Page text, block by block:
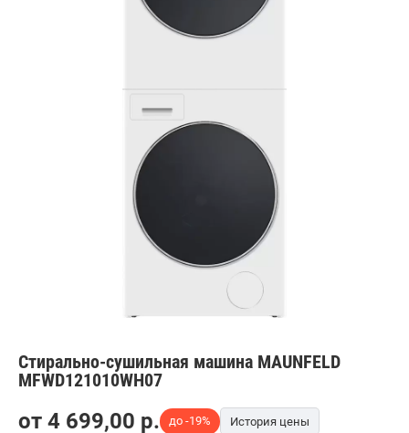
Стирально-сушильная машина MAUNFELD
MFWD121010WH07
от 4 699,00 p. до -19% История цены